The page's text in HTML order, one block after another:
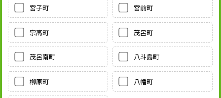
宮子町 宮前町
宗高町 茂呂町
茂呂南町 八斗島町
柳原町 八幡町